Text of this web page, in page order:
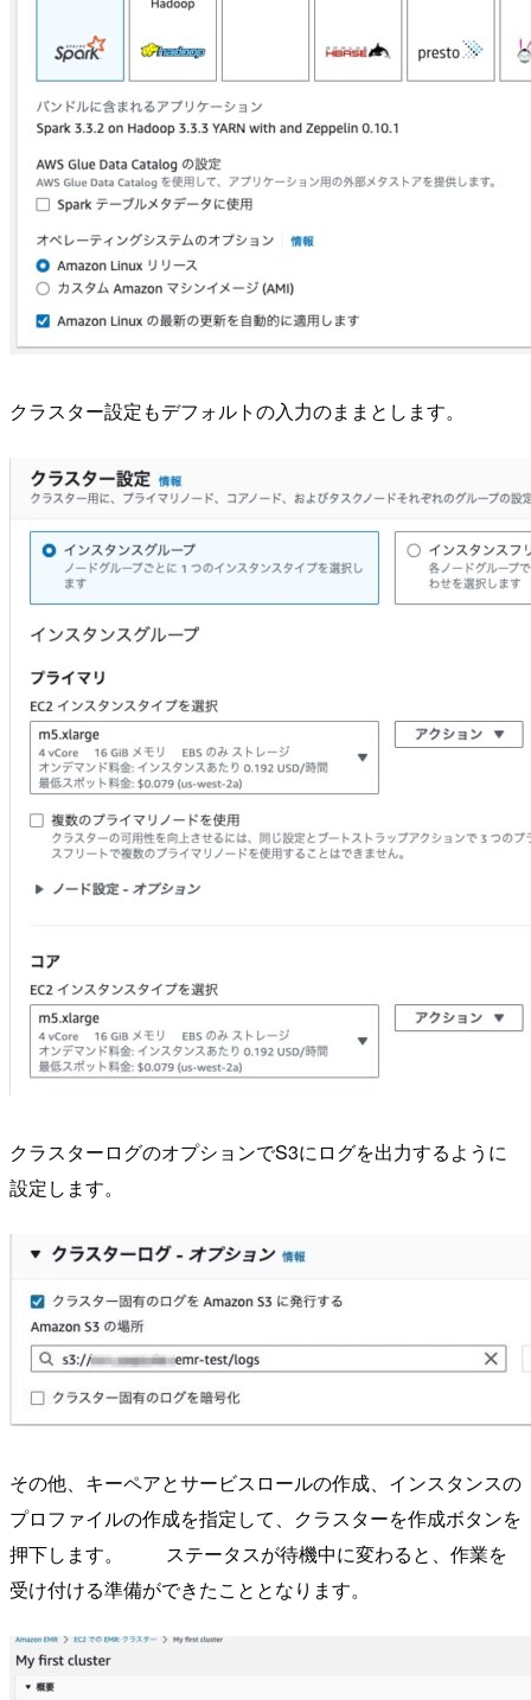
クラスター設定もデフォルトの入力のままとします。
クラスターログのオプションでS3にログを出力するように
設定します。
その他、キーペアとサービスロールの作成、インスタンスの
プロファイルの作成を指定して、クラスターを作成ボタンを
押下します。 ステータスが待機中に変わると、作業を
受け付ける準備ができたこととなります。